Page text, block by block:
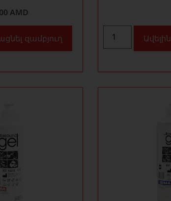
AMD
զամբյուղ Ավելին